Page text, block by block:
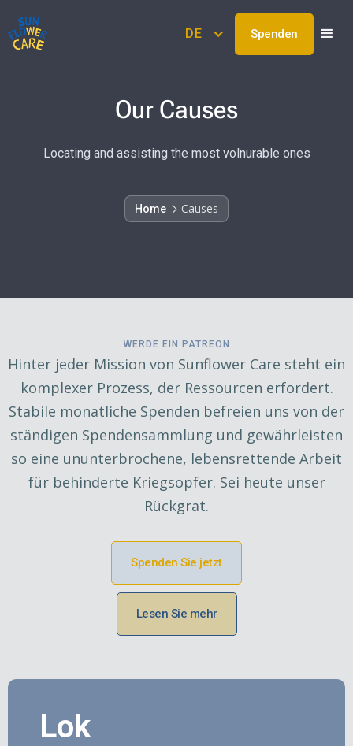
DE Spenden
Our Causes
Locating and assisting the most volnurable ones
Home Causes
WERDE EIN PATREON
Hinter jeder Mission von Sunflower Care steht ein
komplexer Prozess, der Ressourcen erfordert.
Stabile monatliche Spenden befreien uns von der
ständigen Spendensammlung und gewährleisten
so eine ununterbrochene, lebensrettende Arbeit
für behinderte Kriegsopfer. Sei heute unser
Rückgrat.
Spenden Sie jetzt
Lesen Sie mehr
Lok